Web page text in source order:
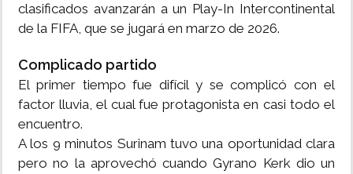
clasificados avanzarán a un Play-In Intercontinental
de la FIFA, que se jugará en marzo de 2026.
Complicado partido
El primer tiempo fue difícil y se complicó con el
factor lluvia, el cual fue protagonista en casi todo el
encuentro.
A los 9 minutos Surinam tuvo una oportunidad clara
pero no la aprovechó cuando Gyrano Kerk dio un